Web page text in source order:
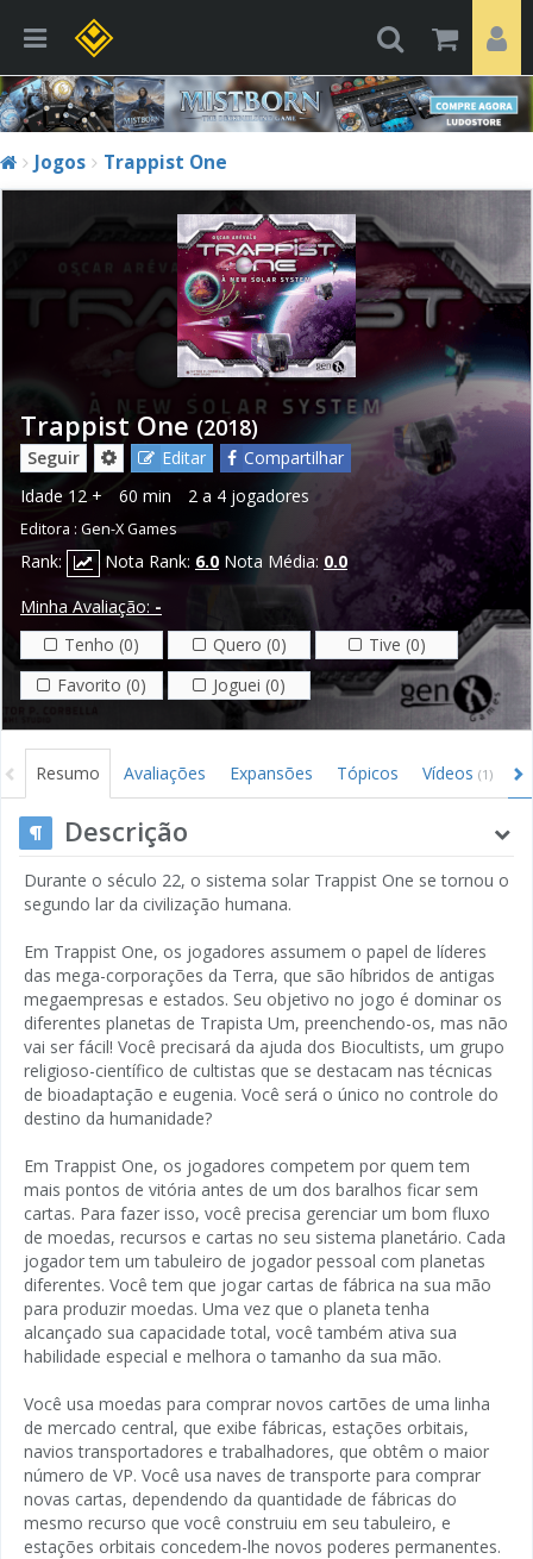
Jogos Trappist One
Trappist One (2018)
Seguir Editar
Compartilhar
Idade 12 + 60 min 2 a 4 jogadores
Editora : Gen-X Games
Rank: Nota Rank: 6.0 Nota Média: 0.0
Minha Avaliação: -
Tenho (0)
Quero (0)
Tive (0)
Favorito (0)
Joguei (0)
Resumo Avaliações Expansões Tópicos Vídeos (1)
Descrição
Durante o século 22, o sistema solar Trappist One se tornou o
segundo lar da civilização humana.
Em Trappist One, os jogadores assumem o papel de líderes
das mega-corporações da Terra, que são híbridos de antigas
megaempresas e estados. Seu objetivo no jogo é dominar os
diferentes planetas de Trapista Um, preenchendo-os, mas não
vai ser fácil! Você precisará da ajuda dos Biocultists, um grupo
religioso-científico de cultistas que se destacam nas técnicas
de bioadaptação e eugenia. Você será o único no controle do
destino da humanidade?
Em Trappist One, os jogadores competem por quem tem
mais pontos de vitória antes de um dos baralhos ficar sem
cartas. Para fazer isso, você precisa gerenciar um bom fluxo
de moedas, recursos e cartas no seu sistema planetário. Cada
jogador tem um tabuleiro de jogador pessoal com planetas
diferentes. Você tem que jogar cartas de fábrica na sua mão
para produzir moedas. Uma vez que o planeta tenha
alcançado sua capacidade total, você também ativa sua
habilidade especial e melhora o tamanho da sua mão.
Você usa moedas para comprar novos cartões de uma linha
de mercado central, que exibe fábricas, estações orbitais,
navios transportadores e trabalhadores, que obtêm o maior
número de VP. Você usa naves de transporte para comprar
novas cartas, dependendo da quantidade de fábricas do
mesmo recurso que você construiu em seu tabuleiro, e
estações orbitais concedem-lhe novos poderes permanentes.